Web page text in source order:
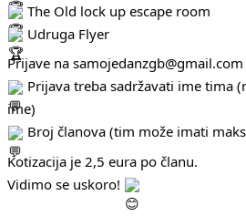
The Old lock up escape room
Udruga Flyer
Prijave na samojedanzgb@gmail.com
Prijava treba sadržavati ime tima
ime)
Broj članova (tim može imati
Kotizacija je 2,5 eura po članu.
Vidimo se uskoro!